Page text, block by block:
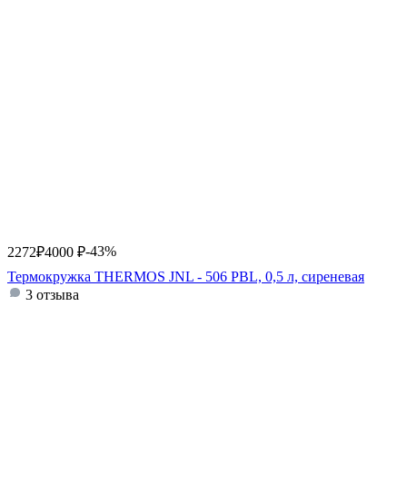
2272₽4000 ₽-43%
Термокружка THERMOS JNL - 506 PBL, 0,5 л, сиреневая
3 отзыва